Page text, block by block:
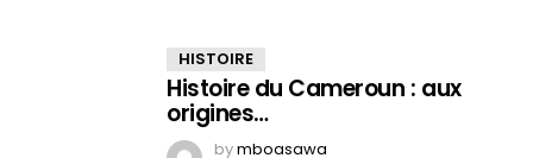
HISTOIRE
Histoire du Cameroun : aux
origines…
bymboasawa